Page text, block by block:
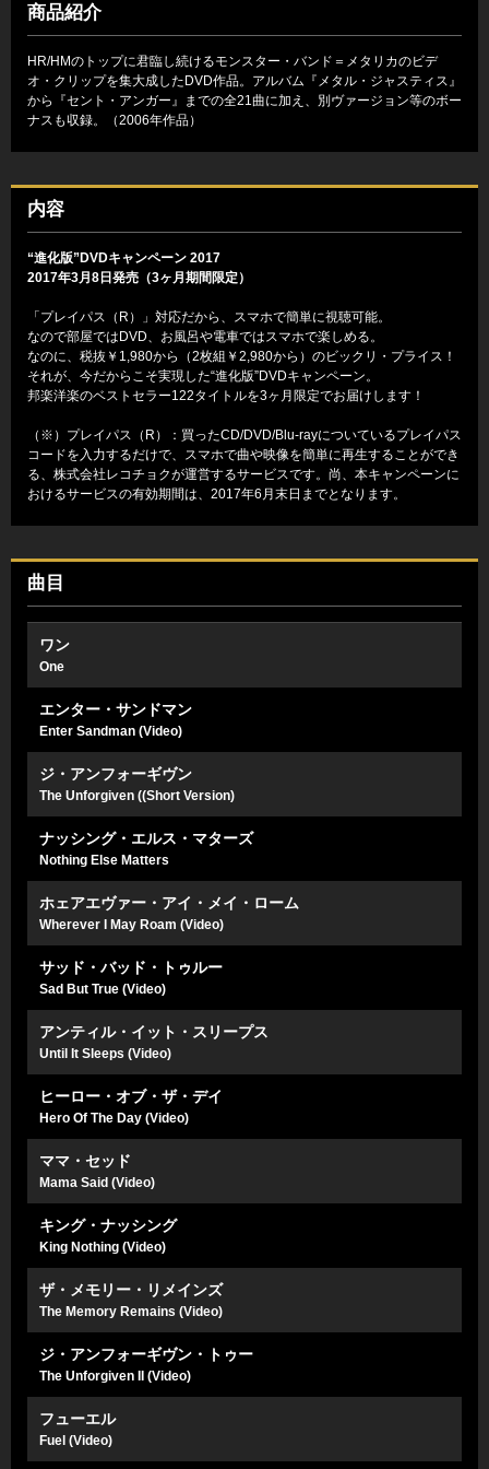
商品紹介
HR/HMのトップに君臨し続けるモンスター・バンド＝メタリカのビデ
オ・クリップを集大成したDVD作品。アルバム『メタル・ジャスティス』
から『セント・アンガー』までの全21曲に加え、別ヴァージョン等のボー
ナスも収録。（2006年作品）
内容
“進化版”DVDキャンペーン 2017
2017年3月8日発売（3ヶ月期間限定）
「プレイパス（R）」対応だから、スマホで簡単に視聴可能。
なので部屋ではDVD、お風呂や電車ではスマホで楽しめる。
なのに、税抜￥1,980から（2枚組￥2,980から）のビックリ・プライス！
それが、今だからこそ実現した“進化版”DVDキャンペーン。
邦楽洋楽のベストセラー122タイトルを3ヶ月限定でお届けします！
（※）プレイパス（R）：買ったCD/DVD/Blu-rayについているプレイパス
コードを入力するだけで、スマホで曲や映像を簡単に再生することができ
る、株式会社レコチョクが運営するサービスです。尚、本キャンペーンに
おけるサービスの有効期間は、2017年6月末日までとなります。
曲目
ワン
One
エンター・サンドマン
Enter Sandman (Video)
ジ・アンフォーギヴン
The Unforgiven ((Short Version)
ナッシング・エルス・マターズ
Nothing Else Matters
ホェアエヴァー・アイ・メイ・ローム
Wherever I May Roam (Video)
サッド・バッド・トゥルー
Sad But True (Video)
アンティル・イット・スリープス
Until It Sleeps (Video)
ヒーロー・オブ・ザ・デイ
Hero Of The Day (Video)
ママ・セッド
Mama Said (Video)
キング・ナッシング
King Nothing (Video)
ザ・メモリー・リメインズ
The Memory Remains (Video)
ジ・アンフォーギヴン・トゥー
The Unforgiven II (Video)
フューエル
Fuel (Video)